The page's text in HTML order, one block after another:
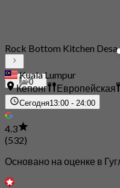
0
Rock Bottom Kitchen
Kuala Lumpur
Кепонг
Европейская
Сегодня13:00 - 24:00
4.3
(532)
Основано на оценке в